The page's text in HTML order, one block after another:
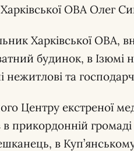
ОВА Олег
Харківської ОВА,
будинок, в Ізюмі
та
Центру екстреної
в прикордонній
в